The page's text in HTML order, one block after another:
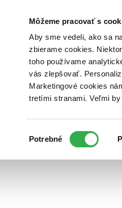
Môžeme pracovať s
Aby sme vedeli, ako sa
zbierame cookies.
toho používame
vás zlepšovať.
Marketingové cookies
tretími stranami. Veľmi
súhlasu
Potrebné